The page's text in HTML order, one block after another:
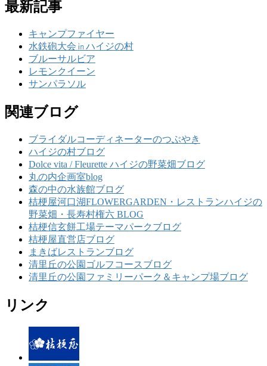
最新記事
キャンプファイヤー
水鉄砲大会㏌ハイジの村
ブルーサルビア
レモンクイーン
サンパラソル
関連ブログ
ブライダルコーディネーターのつぶやき
ハイジの村ブログ
Dolce vita / Fleurette ハイジの野菜畑ブログ
丸の内企画室blog
森の中の水族館ブログ
桔梗屋河口湖FLOWERGARDEN・レストランハイジの
野菜畑・長寿村権六 BLOG
桔梗信玄餅工場テーマパークブログ
桔梗屋直営店ブログ
まきばレストランブログ
清里丘の公園ゴルフコースブログ
清里丘の公園ファミリーパーク＆キャンプ場ブログ
リンク